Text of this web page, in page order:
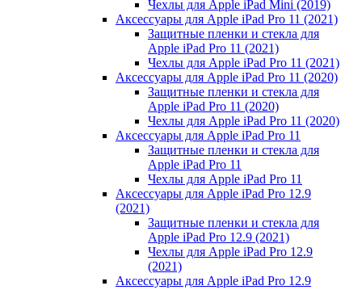
Чехлы для Apple iPad Mini (2019)
Аксессуары для Apple iPad Pro 11 (2021)
Защитные пленки и стекла для
Apple iPad Pro 11 (2021)
Чехлы для Apple iPad Pro 11 (2021)
Аксессуары для Apple iPad Pro 11 (2020)
Защитные пленки и стекла для
Apple iPad Pro 11 (2020)
Чехлы для Apple iPad Pro 11 (2020)
Аксессуары для Apple iPad Pro 11
Защитные пленки и стекла для
Apple iPad Pro 11
Чехлы для Apple iPad Pro 11
Аксессуары для Apple iPad Pro 12.9
(2021)
Защитные пленки и стекла для
Apple iPad Pro 12.9 (2021)
Чехлы для Apple iPad Pro 12.9
(2021)
Аксессуары для Apple iPad Pro 12.9